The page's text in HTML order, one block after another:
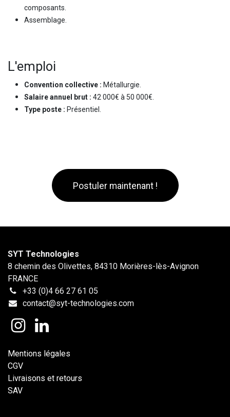
composants.
Assemblage.
L'emploi
Convention collective : Métallurgie.
Salaire annuel brut : 42 000€ à 50 000€.
Type poste : Présentiel.
Postuler maintenant !
SYT Technologies
8 chemin des Olivettes, 84310 Morières-lès-Avignon
FRANCE
+33 (0)4 66 27 61 05
contact@syt-technologies.com
Mentions légales
CGV
Livraisons et retours
SAV